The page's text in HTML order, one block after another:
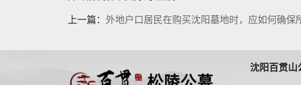
上一篇： 外地户口居民在购买沈阳墓地时，应如何确保
沈阳百贯山